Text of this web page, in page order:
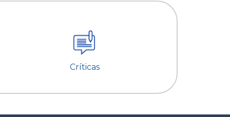
Críticas